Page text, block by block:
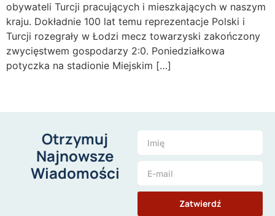
obywateli Turcji pracujących i mieszkających w naszym
kraju. Dokładnie 100 lat temu reprezentacje Polski i
Turcji rozegrały w Łodzi mecz towarzyski zakończony
zwycięstwem gospodarzy 2:0. Poniedziałkowa
potyczka na stadionie Miejskim […]
Otrzymuj
Najnowsze
Wiadomości
Zatwierdź